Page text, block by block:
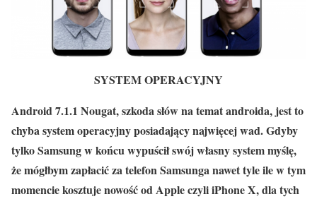
SYSTEM OPERACYJNY
Android 7.1.1 Nougat, szkoda słów na temat androida, jest to
chyba system operacyjny posiadający najwięcej wad. Gdyby
tylko Samsung w końcu wypuścił swój własny system myślę,
że mógłbym zapłacić za telefon Samsunga nawet tyle ile w tym
momencie kosztuje nowość od Apple czyli iPhone X, dla tych